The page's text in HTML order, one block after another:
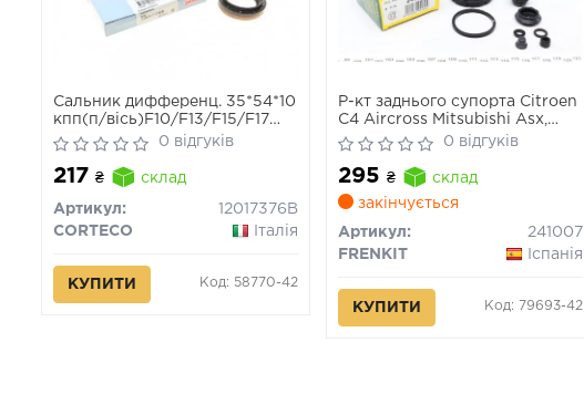
Сальник дифференц. 35*54*10
кпп(п/вісь)F10/F13/F15/F17
Kadett,Astra
0 відгуків
217 ₴ склад
Артикул:
12017376B
CORTECO
Італія
КУПИТИ Код: 58770-42
Р-кт заднього супорта Citroen
C4 Aircross Mitsubishi Asx,
Outlander Iii Peugeot 4008 1.6-
3.0 05.10-
0 відгуків
295 ₴
склад
закінчується
Артикул:
241007
FRENKIT
Іспанія
КУПИТИ Код: 79693-42